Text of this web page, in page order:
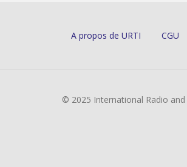
A propos de URTI CGU
© 2025 International Radio and